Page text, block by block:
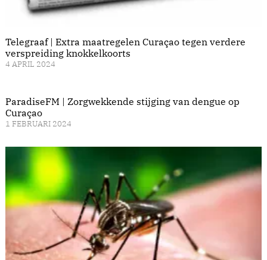
Telegraaf | Extra maatregelen Curaçao tegen verdere
verspreiding knokkelkoorts
4 APRIL 2024
ParadiseFM | Zorgwekkende stijging van dengue op
Curaçao
1 FEBRUARI 2024